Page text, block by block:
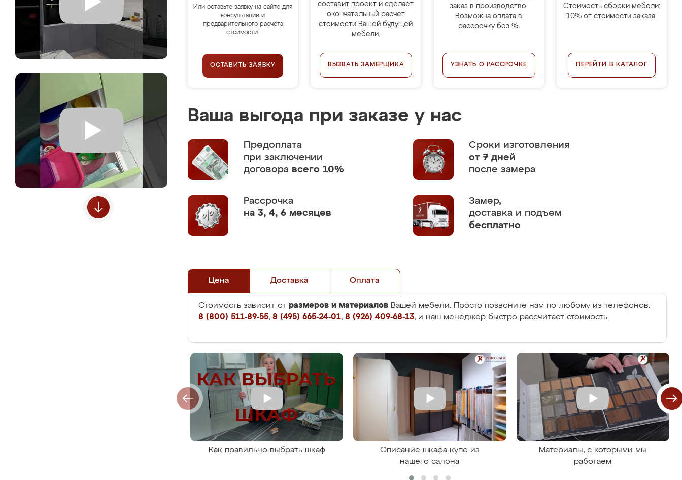
Или оставьте заявку на сайте для
консультации и
предварительного расчёта
стоимости.
ОСТАВИТЬ ЗАЯВКУ
составит проект и сделает
окончательный расчёт
стоимости Вашей будущей
мебели.
ВЫЗВАТЬ ЗАМЕРЩИКА
заказ в производство.
Возможна оплата в
рассрочку без %.
УЗНАТЬ О РАССРОЧКЕ
Стоимость сборки мебели:
10% от стоимости заказа.
ПЕРЕЙТИ В КАТАЛОГ
Ваша выгода при заказе у нас
Предоплата
при заключении
договора всего 10%
Сроки изготовления
от 7 дней
после замера
Рассрочка
на 3, 4, 6 месяцев
Замер,
доставка и подъем
бесплатно
Цена Доставка Оплата
Стоимость зависит от размеров и материалов Вашей мебели. Просто позвоните нам по любому из телефонов:
8 (800) 511-89-55, 8 (495) 665-24-01, 8 (926) 409-68-13, и наш менеджер быстро рассчитает стоимость.
Как правильно выбрать шкаф
Описание шкафа-купе из
нашего салона
Материалы, с которыми мы
работаем